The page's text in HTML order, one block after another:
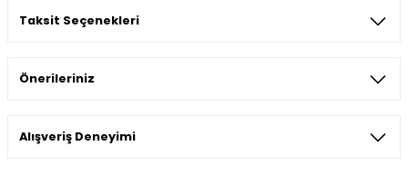
Taksit Seçenekleri
Önerileriniz
Bu ürünün fiyat bilgisi, resim, ürün açıklamalarında ve diğer
konularda yetersiz gördüğünüz noktaları öneri formunu
Alışveriş Deneyimi